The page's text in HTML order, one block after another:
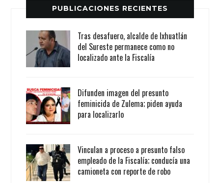
PUBLICACIONES RECIENTES
Tras desafuero, alcalde de Ixhuatlán
del Sureste permanece como no
localizado ante la Fiscalía
Difunden imagen del presunto
feminicida de Zulema; piden ayuda
para localizarlo
Vinculan a proceso a presunto falso
empleado de la Fiscalía; conducía una
camioneta con reporte de robo